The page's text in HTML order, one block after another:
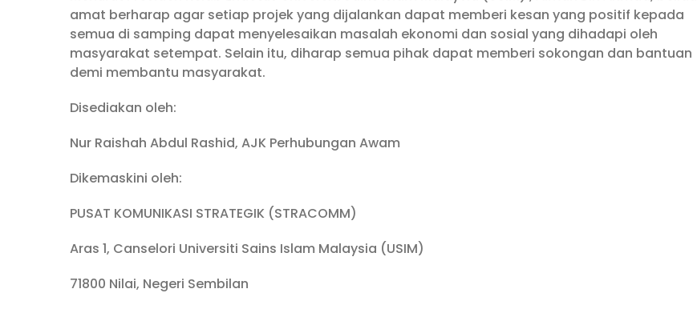
amat berharap agar setiap projek yang dijalankan dapat memberi kesan yang positif kepada
semua di samping dapat menyelesaikan masalah ekonomi dan sosial yang dihadapi oleh
masyarakat setempat. Selain itu, diharap semua pihak dapat memberi sokongan dan bantuan
demi membantu masyarakat.
Disediakan oleh:
Nur Raishah Abdul Rashid, AJK Perhubungan Awam
Dikemaskini oleh:
PUSAT KOMUNIKASI STRATEGIK (STRACOMM)
Aras 1, Canselori Universiti Sains Islam Malaysia (USIM)
71800 Nilai, Negeri Sembilan